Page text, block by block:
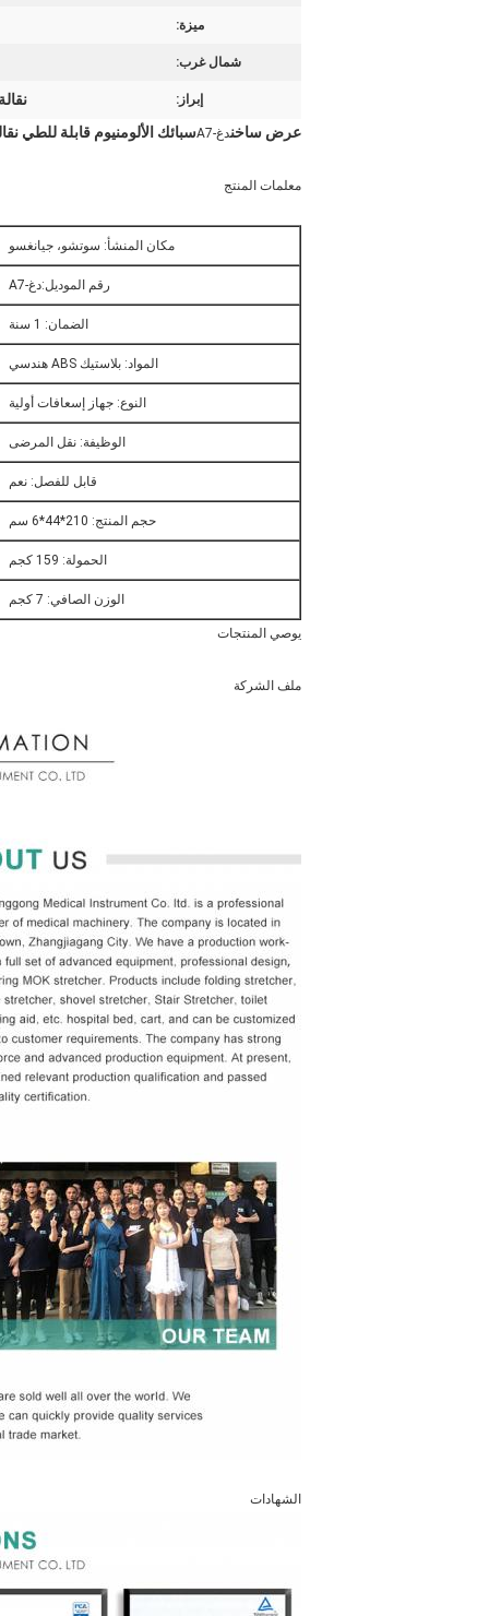
ميزة:
شمال غرب:
إبراز:
عرض ساخندغ-A7 سبائك الألومنيوم قابلة للطي
معلمات المنتج
مكان المنشأ: سوتشو، جيانغسو
رقم الموديل:دغ-A7
الضمان: 1 سنة
المواد: بلاستيك ABS هندسي
النوع: جهاز إسعافات أولية
الوظيفة: نقل المرضى
قابل للفصل: نعم
حجم المنتج: 210*44*6 سم
الحمولة: 159 كجم
الوزن الصافي: 7 كجم
يوصي المنتجات
ملف الشركة
الشهادات